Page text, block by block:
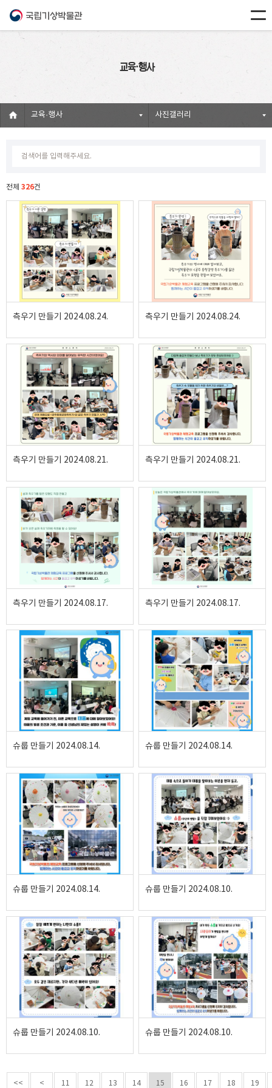
교육·행사
교육·행사 사진갤러리
전체 326건
측우기 만들기 2024.08.24. 측우기 만들기 2024.08.24.
측우기 만들기 2024.08.21. 측우기 만들기 2024.08.21.
측우기 만들기 2024.08.17. 측우기 만들기 2024.08.17.
슈룹 만들기 2024.08.14. 슈룹 만들기 2024.08.14.
슈룹 만들기 2024.08.14. 슈룹 만들기 2024.08.10.
슈룹 만들기 2024.08.10. 슈룹 만들기 2024.08.10.
<< < 11 12 13 14 15 16 17 18 19